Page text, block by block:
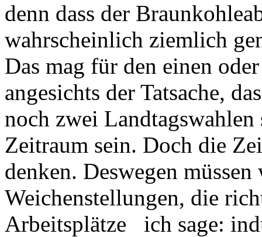
denn dass der
wahrscheinlich ziemlich
Das mag für den einen
angesichts der Tatsache,
noch zwei
Zeitraum sein. Doch die
denken. Deswegen
Weichenstellungen, die
Arbeitsplätze ich sage: